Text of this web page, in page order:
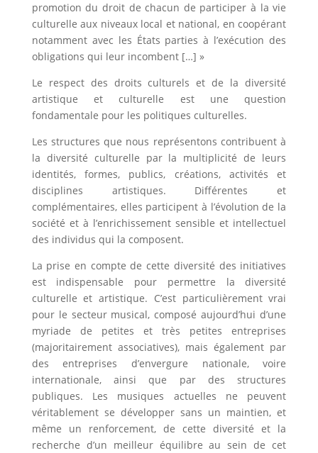
promotion du droit de chacun de participer à la vie
culturelle aux niveaux local et national, en coopérant
notamment avec les États parties à l’exécution des
obligations qui leur incombent […] »
Le respect des droits culturels et de la diversité
artistique et culturelle est une question
fondamentale pour les politiques culturelles.
Les structures que nous représentons contribuent à
la diversité culturelle par la multiplicité de leurs
identités, formes, publics, créations, activités et
disciplines artistiques. Différentes et
complémentaires, elles participent à l’évolution de la
société et à l’enrichissement sensible et intellectuel
des individus qui la composent.
La prise en compte de cette diversité des initiatives
est indispensable pour permettre la diversité
culturelle et artistique. C’est particulièrement vrai
pour le secteur musical, composé aujourd’hui d’une
myriade de petites et très petites entreprises
(majoritairement associatives), mais également par
des entreprises d’envergure nationale, voire
internationale, ainsi que par des structures
publiques. Les musiques actuelles ne peuvent
véritablement se développer sans un maintien, et
même un renforcement, de cette diversité et la
recherche d’un meilleur équilibre au sein de cet